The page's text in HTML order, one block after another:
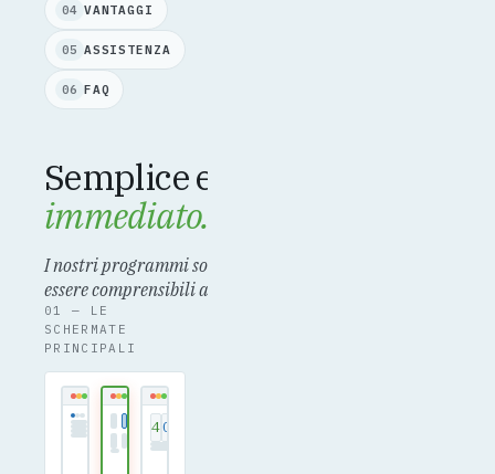
04 VANTAGGI
05 ASSISTENZA
06 FAQ
Semplice e
immediato.
I nostri programmi sono studiati per
essere comprensibili al primo utilizzo.
01 — LE
SCHERMATE
PRINCIPALI
40